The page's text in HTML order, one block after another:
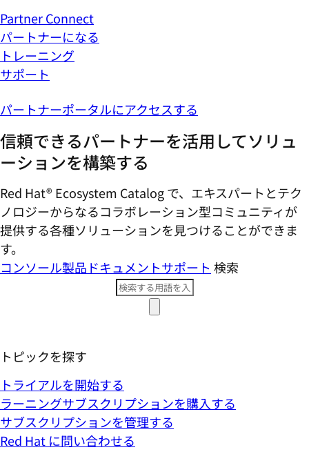
Partner Connect
パートナーになる
トレーニング
サポート
パートナーポータルにアクセスする
信頼できるパートナーを活用してソリュ
ーションを構築する
Red Hat® Ecosystem Catalog で、エキスパートとテク
ノロジーからなるコラボレーション型コミ​ュニティが
提供する各種ソリューションを見つけることができま
す。
コンソール製品ドキュメントサポート 検索
トピックを探す
トライアルを開始する
ラーニングサブスクリプションを購入する
サブスクリプションを管理する
Red Hat に問い合わせる